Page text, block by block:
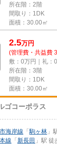
所在階：2階
間取り：1DK
面積：30.00㎡
2.5万円
(管理費・共益費
敷：0万円｜礼：
所在階：3階
間取り：1DK
面積：30.00㎡
ゴコーポラス
海岸線 「駒ヶ林 」
線 「 新長田 」駅 徒